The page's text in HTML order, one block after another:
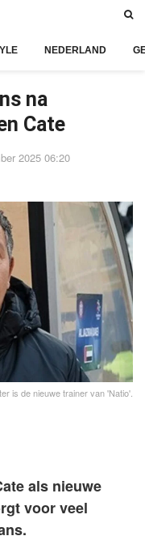
NEDERLAND
na
Cate
2025 06:20
is de nieuwe trainer van 'Natio'.
als nieuwe
voor veel